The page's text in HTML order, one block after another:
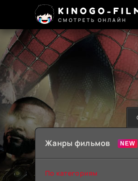
KINOGO-
СМОТРЕТЬ ОНЛАЙН
Жанры фильмов
По категориям